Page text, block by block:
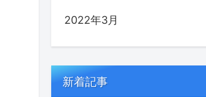
2022年3月
新着記事